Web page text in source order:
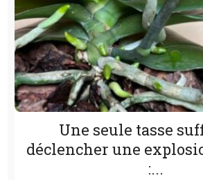
Une seule tasse
déclencher une
:...